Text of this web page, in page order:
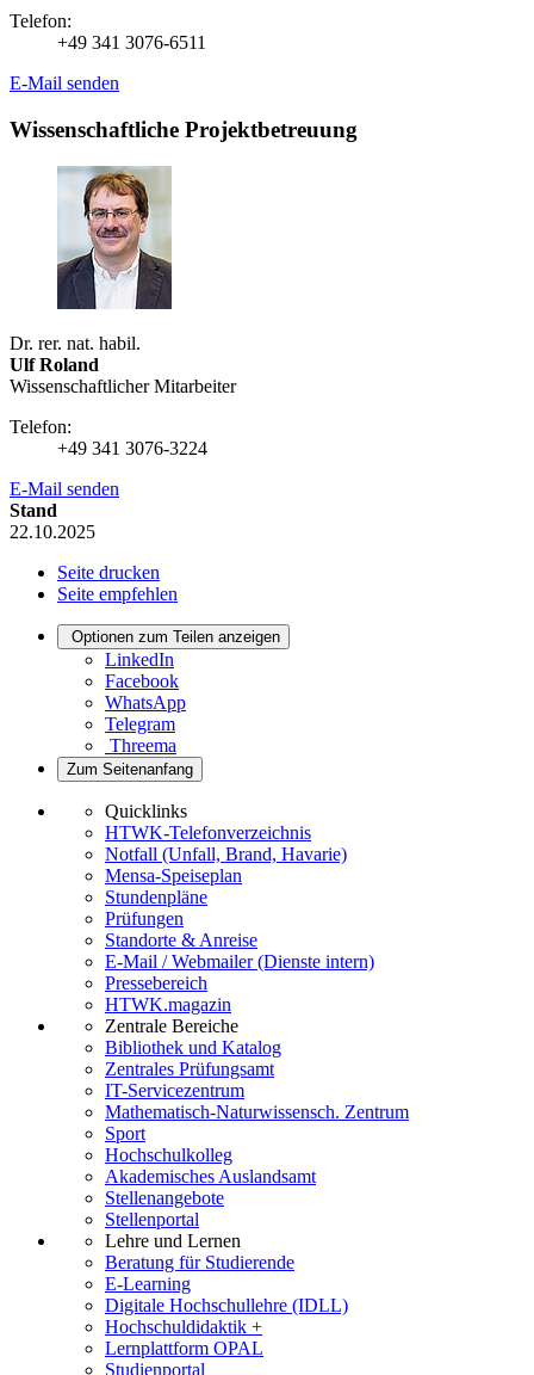
Telefon:
+49 341 3076-6511
E-Mail senden
Wissenschaftliche Projektbetreuung
Dr. rer. nat. habil.
Ulf Roland
Wissenschaftlicher Mitarbeiter
Telefon:
+49 341 3076-3224
E-Mail senden
Stand
22.10.2025
Seite drucken
Seite empfehlen
Optionen zum Teilen anzeigen
LinkedIn
Facebook
WhatsApp
Telegram
Threema
Zum Seitenanfang
Quicklinks
HTWK-Telefonverzeichnis
Notfall (Unfall, Brand, Havarie)
Mensa-Speiseplan
Stundenpläne
Prüfungen
Standorte & Anreise
E-Mail / Webmailer (Dienste intern)
Pressebereich
HTWK.magazin
Zentrale Bereiche
Bibliothek und Katalog
Zentrales Prüfungsamt
IT-Servicezentrum
Mathematisch-Naturwissensch. Zentrum
Sport
Hochschulkolleg
Akademisches Auslandsamt
Stellenangebote
Stellenportal
Lehre und Lernen
Beratung für Studierende
E-Learning
Digitale Hochschullehre (IDLL)
Hochschuldidaktik +
Lernplattform OPAL
Studienportal